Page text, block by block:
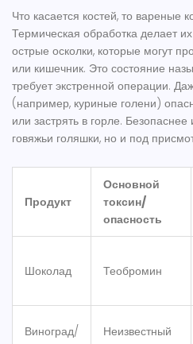
Что касается костей, то вареные
Термическая обработка делает
острые осколки, которые могут
или кишечник. Это состояние
требует экстренной операции.
(например, куриные голени)
или застрять в горле.
говяжьи голяшки, но и под
Продукт
Основной
токсин/
опасность
Шоколад Теобромин
Виноград/
Неизвестный